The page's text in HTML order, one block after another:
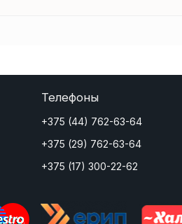
Телефоны
+375 (44) 762-63-64
+375 (29) 762-63-64
+375 (17) 300-22-62